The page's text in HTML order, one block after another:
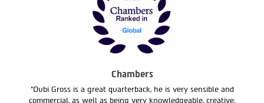
Chambers
"Dubi Gross is a great quarterback, he is very sensible and
commercial, as well as being very knowledgeable, creative,